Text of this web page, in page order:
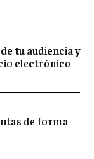
tu audiencia y
electrónico
de forma